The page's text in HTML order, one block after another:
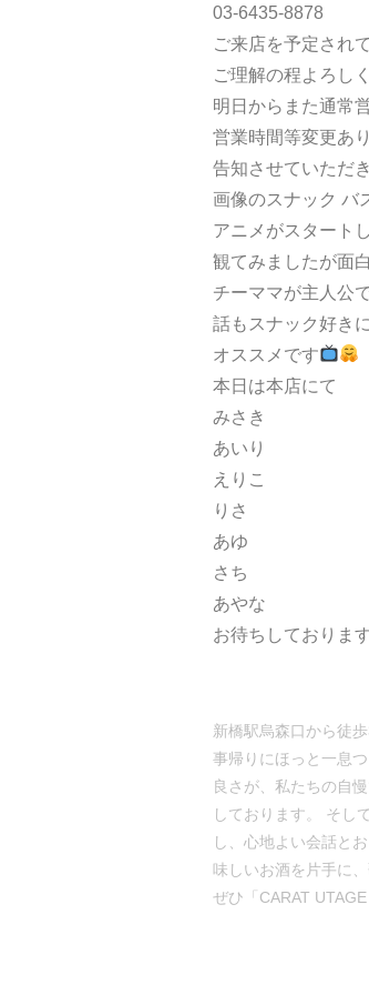
03-6435-8878
ご来店を予定され
ご理解の程よろし
明日からまた通常
営業時間等変更あ
告知させていただ
画像のスナック バ
アニメがスタート
観てみましたが面
チーママが主人公
話もスナック好き
オススメです
本日は本店にて
みさき
あいり
えりこ
りさ
あゆ
さち
あやな
お待ちしておりま
新橋駅烏森口から徒
事帰りにほっと一息
良さが、私たちの自
しております。 そし
し、心地よい会話と
味しいお酒を片手に
ぜひ「CARAT